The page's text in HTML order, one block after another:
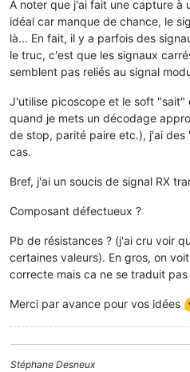
A noter que j'ai fait une capture à
idéal car manque de chance, le
là... En fait, il y a parfois des
le truc, c'est que les signaux
semblent pas reliés au signal
J'utilise picoscope et le soft "sait"
quand je mets un décodage
de stop, parité paire etc.), j'ai
cas.
Bref, j'ai un soucis de signal RX
Composant défectueux ?
Pb de résistances ? (j'ai cru voir
certaines valeurs). En gros, on
correcte mais ca ne se traduit
Merci par avance pour vos idées
Stéphane Desneux